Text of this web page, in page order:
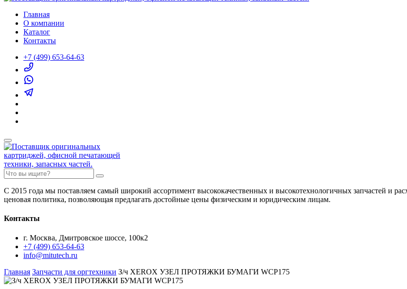
Главная
О компании
Каталог
Контакты
+7 (499) 653-64-63
С 2015 года мы поставляем самый широкий ассортимент высококачественных и высокотехнологичных запчастей и
ценовая политика, позволяющая предлагать достойные цены физическим и юридическим лицам.
Контакты
г. Москва, Дмитровское шоссе, 100к2
+7 (499) 653-64-63
info@mitutech.ru
Главная Запчасти для оргтехники З/ч XEROX УЗЕЛ ПРОТЯЖКИ БУМАГИ WCP175